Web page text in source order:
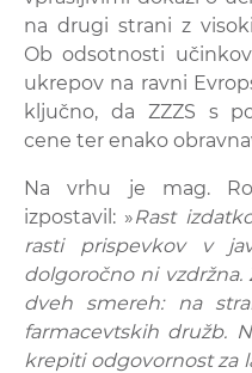
na drugi strani z
Ob odsotnosti
ukrepov na ravni
ključno, da ZZZS s
cene ter enako
Na vrhu je mag.
izpostavil: »Rast
rasti prispevkov v
dolgoročno ni
dveh smereh: na
farmacevtskih družb.
krepiti odgovornost za